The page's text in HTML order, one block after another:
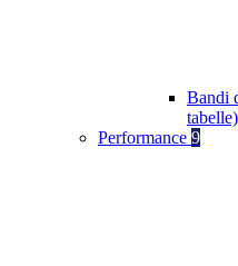
Bandi
tabelle)
Performance 9